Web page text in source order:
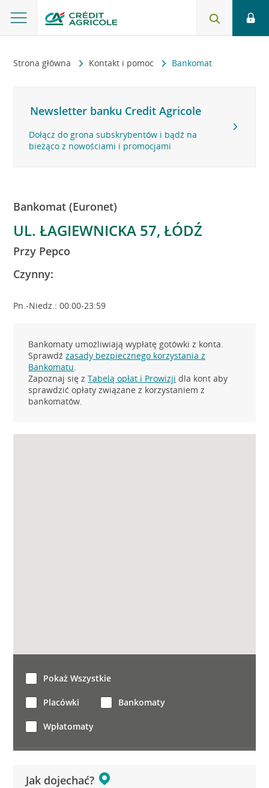
Strona główna Kontakt i pomoc Bankomat
Newsletter banku Credit Agricole
Dołącz do grona subskrybentów i bądź na
bieżąco z nowościami i promocjami
Bankomat (Euronet)
UL. ŁAGIEWNICKA 57, ŁÓDŹ
Przy Pepco
Czynny:
Pn.-Niedz.: 00:00-23:59
Bankomaty umożliwiają wypłatę gotówki z konta.
Sprawdźzasady bezpiecznego korzystania z
Bankomatu.
Zapoznaj się zTabelą opłat i Prowizji dla kont aby
sprawdzić opłaty związane z korzystaniem z
bankomatów.
Jak dojechać?
Pokaż Wszystkie
Placówki Bankomaty
Wpłatomaty